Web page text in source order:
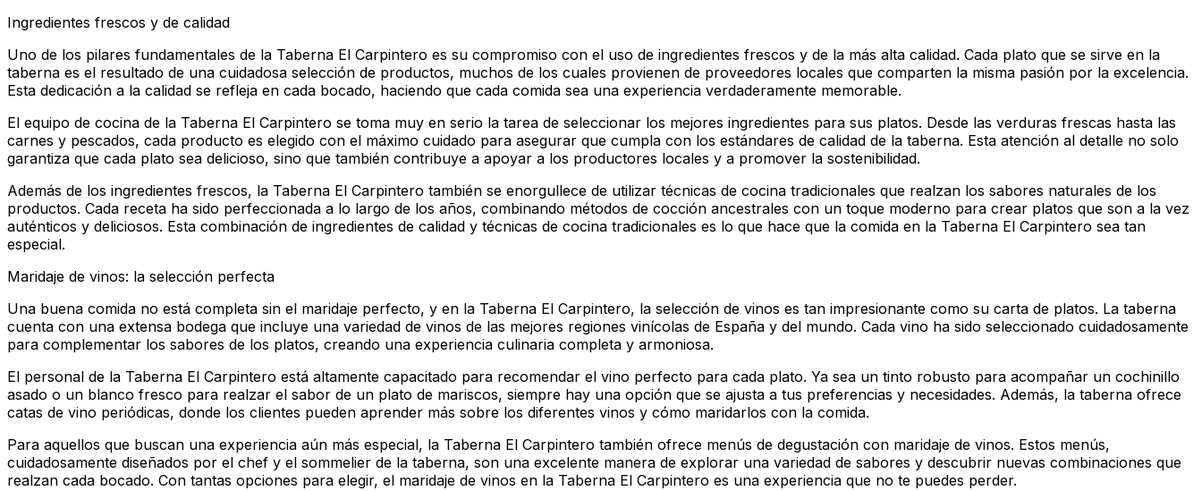
Ingredientes frescos y de calidad
Uno de los pilares fundamentales de la Taberna El Carpintero es su compromiso con el uso de ingredientes frescos y de la más alta calidad. Cada plato que se sirve en la
taberna es el resultado de una cuidadosa selección de productos, muchos de los cuales provienen de proveedores locales que comparten la misma pasión por la excelencia.
Esta dedicación a la calidad se refleja en cada bocado, haciendo que cada comida sea una experiencia verdaderamente memorable.
El equipo de cocina de la Taberna El Carpintero se toma muy en serio la tarea de seleccionar los mejores ingredientes para sus platos. Desde las verduras frescas hasta las
carnes y pescados, cada producto es elegido con el máximo cuidado para asegurar que cumpla con los estándares de calidad de la taberna. Esta atención al detalle no solo
garantiza que cada plato sea delicioso, sino que también contribuye a apoyar a los productores locales y a promover la sostenibilidad.
Además de los ingredientes frescos, la Taberna El Carpintero también se enorgullece de utilizar técnicas de cocina tradicionales que realzan los sabores naturales de los
productos. Cada receta ha sido perfeccionada a lo largo de los años, combinando métodos de cocción ancestrales con un toque moderno para crear platos que son a la vez
auténticos y deliciosos. Esta combinación de ingredientes de calidad y técnicas de cocina tradicionales es lo que hace que la comida en la Taberna El Carpintero sea tan
especial.
Maridaje de vinos: la selección perfecta
Una buena comida no está completa sin el maridaje perfecto, y en la Taberna El Carpintero, la selección de vinos es tan impresionante como su carta de platos. La taberna
cuenta con una extensa bodega que incluye una variedad de vinos de las mejores regiones vinícolas de España y del mundo. Cada vino ha sido seleccionado cuidadosamente
para complementar los sabores de los platos, creando una experiencia culinaria completa y armoniosa.
El personal de la Taberna El Carpintero está altamente capacitado para recomendar el vino perfecto para cada plato. Ya sea un tinto robusto para acompañar un cochinillo
asado o un blanco fresco para realzar el sabor de un plato de mariscos, siempre hay una opción que se ajusta a tus preferencias y necesidades. Además, la taberna ofrece
catas de vino periódicas, donde los clientes pueden aprender más sobre los diferentes vinos y cómo maridarlos con la comida.
Para aquellos que buscan una experiencia aún más especial, la Taberna El Carpintero también ofrece menús de degustación con maridaje de vinos. Estos menús,
cuidadosamente diseñados por el chef y el sommelier de la taberna, son una excelente manera de explorar una variedad de sabores y descubrir nuevas combinaciones que
realzan cada bocado. Con tantas opciones para elegir, el maridaje de vinos en la Taberna El Carpintero es una experiencia que no te puedes perder.